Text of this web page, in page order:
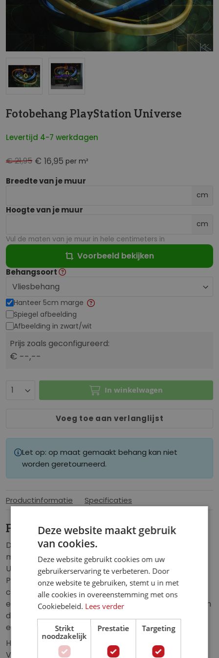
Fotobehang PlayStation Universe
Levertijd 4-7 werkdagen
€ 16,95 per m²
€ 21,95
Breedte van je muur
cm
Hoogte van je muur
cm
Vul de maten van je muur in hele centimeters in
Voorbeeld bekijken
Behangsoort
Hanteer 5cm marge
Spiegel afbeelding
Afbeelding in zwart/wit
Prijs zoals geconfigureerd:
€ --,--
In winkelwagen
Voeg toe aan verlanglijst
Let op: op maat gemaakt behang kan niet
worden geretourneerd.
Productinformatie Specificaties
Fotobehang PlayStation Universe
Dompel je onder in de wereld van next-gen gaming
met het futuristische Fotobehang PlayStation
Universe. Dit unieke ontwerp toont de iconische
PlayStation-symbolen – vierkant, driehoek, kruis en
cirkel – in het midden van drie ringen, omgeven door
een mysterieuze kosmische sfeer. De combinatie van
diepe kleuren en lichtaccenten maakt dit behang
een must-have voor elke echte gamer.
Het fotobehang is eenvoudig op maat te bestellen.
Vul jouw afmetingen in en kies het perfecte deel van
Deze website maakt gebruik
van cookies.
Deze website gebruikt cookies om uw
gebruikerservaring te verbeteren. Door
onze website te gebruiken, stemt u in met
alle cookies in overeenstemming met ons
Cookiebeleid. Lees verder
Strikt
noodzakelijk
Prestatie Targeting